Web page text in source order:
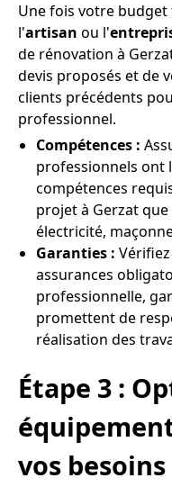
Une fois votre
l'artisan ou l'
de rénovation à
devis proposés et de
clients précédents
professionnel.
Compétences :
professionnels ont
compétences
projet à Gerzat
électricité,
Garanties :
assurances
professionnelle,
promettent de
réalisation des
Étape 3 :
vos besoins